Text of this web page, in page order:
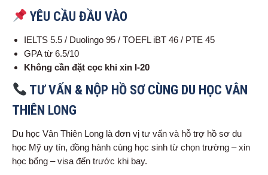
YÊU CẦU ĐẦU VÀO
IELTS 5.5 / Duolingo 95 / TOEFL iBT 46 / PTE 45
GPA từ 6.5/10
Không cần đặt cọc khi xin I-20
TƯ VẤN & NỘP HỒ SƠ CÙNG DU HỌC VÂN
THIÊN LONG
Du học Vân Thiên Long là đơn vị tư vấn và hỗ trợ hồ sơ du
học Mỹ uy tín, đồng hành cùng học sinh từ chọn trường – xin
học bổng – visa đến trước khi bay.